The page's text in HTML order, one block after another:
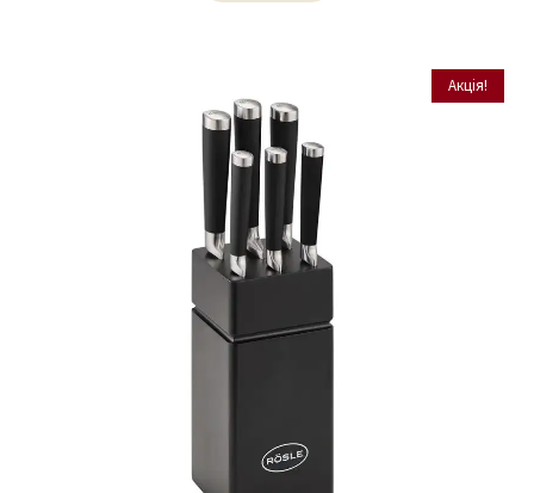
Акція!